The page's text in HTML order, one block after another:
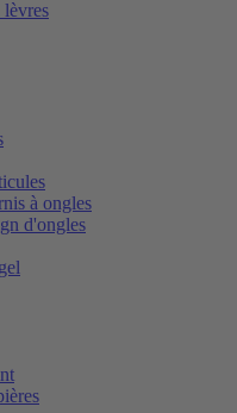
lèvres
à ongles
d'ongles